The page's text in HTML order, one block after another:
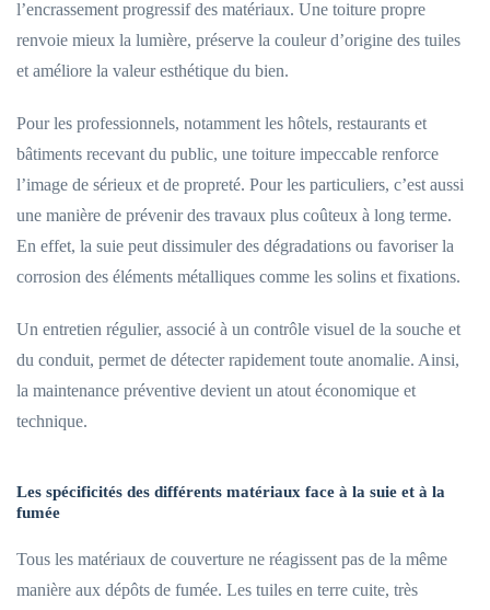
l’encrassement progressif des matériaux. Une toiture propre
renvoie mieux la lumière, préserve la couleur d’origine des tuiles
et améliore la valeur esthétique du bien.
Pour les professionnels, notamment les hôtels, restaurants et
bâtiments recevant du public, une toiture impeccable renforce
l’image de sérieux et de propreté. Pour les particuliers, c’est aussi
une manière de prévenir des travaux plus coûteux à long terme.
En effet, la suie peut dissimuler des dégradations ou favoriser la
corrosion des éléments métalliques comme les solins et fixations.
Un entretien régulier, associé à un contrôle visuel de la souche et
du conduit, permet de détecter rapidement toute anomalie. Ainsi,
la maintenance préventive devient un atout économique et
technique.
Les spécificités des différents matériaux face à la suie et à la
fumée
Tous les matériaux de couverture ne réagissent pas de la même
manière aux dépôts de fumée. Les tuiles en terre cuite, très